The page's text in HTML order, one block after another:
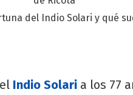
del Indio Solari y qué
Indio Solari a los 77